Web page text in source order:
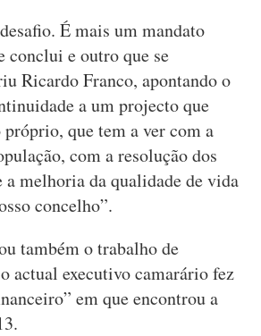
É mais um mandato
conclui e outro que se
Ricardo Franco, apontando o
a um projecto que
que tem a ver com a
com a resolução dos
a melhoria da qualidade de vida
concelho”.
também o trabalho de
actual executivo camarário fez
em que encontrou a